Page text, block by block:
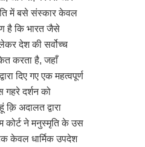
में बसे संस्कार केवल
है कि भारत जैसे
देश की सर्वोच्च
करता है, जहाँ
दिए गए एक महत्वपूर्ण
गहरे दर्शन को
अदालत द्वारा
कोर्ट ने मनुस्मृति के उस
केवल धार्मिक उपदेश